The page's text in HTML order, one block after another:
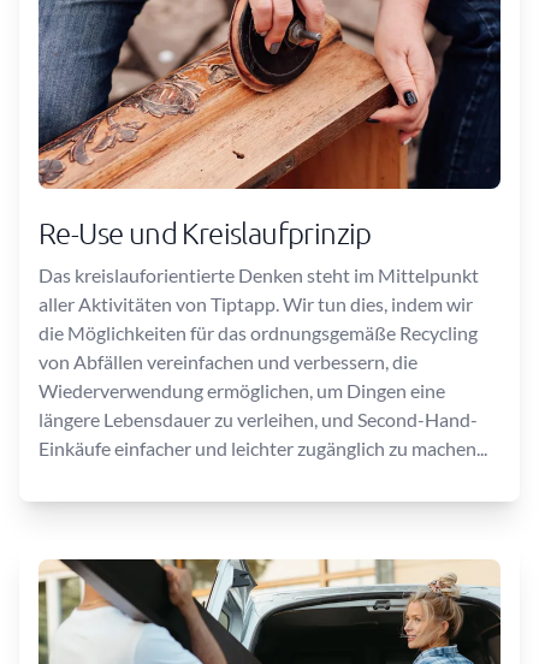
Re-Use und Kreislaufprinzip
Das kreislauforientierte Denken steht im Mittelpunkt
aller Aktivitäten von Tiptapp. Wir tun dies, indem wir
die Möglichkeiten für das ordnungsgemäße Recycling
von Abfällen vereinfachen und verbessern, die
Wiederverwendung ermöglichen, um Dingen eine
längere Lebensdauer zu verleihen, und Second-Hand-
Einkäufe einfacher und leichter zugänglich zu machen...